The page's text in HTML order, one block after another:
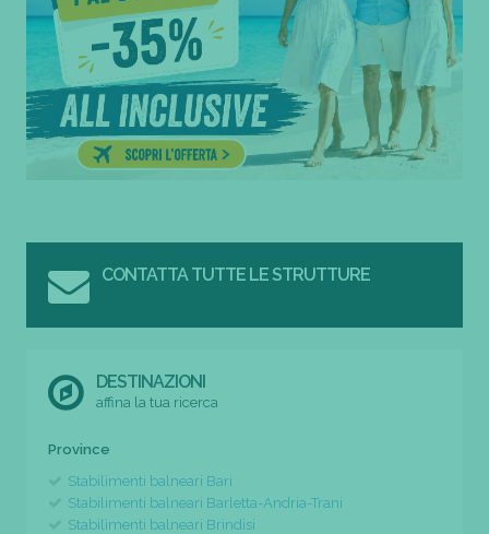
CONTATTA TUTTE LE STRUTTURE
DESTINAZIONI
affina la tua ricerca
Province
Stabilimenti balneari Bari
Stabilimenti balneari Barletta-Andria-Trani
Stabilimenti balneari Brindisi